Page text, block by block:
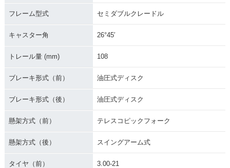
フレーム型式 セミダブルクレードル
キャスター角 26°45′
トレール量 (mm) 108
ブレーキ形式（前） 油圧式ディスク
ブレーキ形式（後） 油圧式ディスク
懸架方式（前） テレスコピックフォーク
懸架方式（後） スイングアーム式
タイヤ（前） 3.00-21